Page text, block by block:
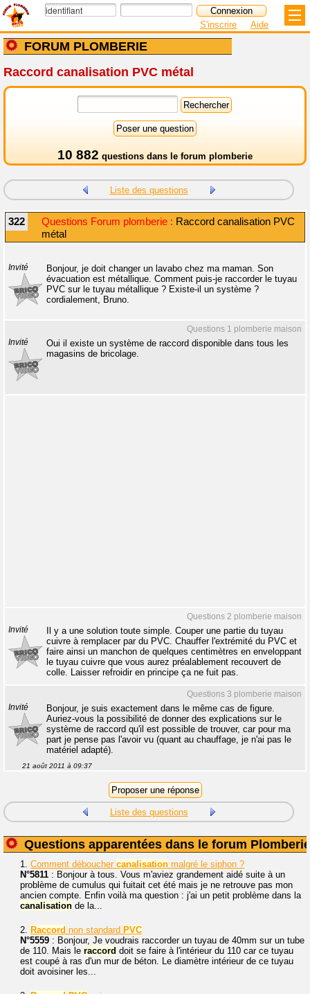
FORUM PLOMBERIE
S'inscrire Aide
Raccord canalisation PVC métal
10 882 questions dans le forum plomberie
Liste des questions
322 Questions Forum plomberie : Raccord canalisation PVC
métal
Invité
Bonjour, je doit changer un lavabo chez ma maman. Son
évacuation est métallique. Comment puis-je raccorder le tuyau
PVC sur le tuyau métallique ? Existe-il un système ?
cordialement, Bruno.
Questions 1 plomberie maison
Invité
Oui il existe un système de raccord disponible dans tous les
magasins de bricolage.
Questions 2 plomberie maison
Invité
Il y a une solution toute simple. Couper une partie du tuyau
cuivre à remplacer par du PVC. Chauffer l'extrémité du PVC et
faire ainsi un manchon de quelques centimètres en enveloppant
le tuyau cuivre que vous aurez préalablement recouvert de
colle. Laisser refroidir en principe ça ne fuit pas.
Questions 3 plomberie maison
Invité
Bonjour, je suis exactement dans le même cas de figure.
Auriez-vous la possibilité de donner des explications sur le
système de raccord qu'il est possible de trouver, car pour ma
part je pense pas l'avoir vu (quant au chauffage, je n'ai pas le
matériel adapté).
21 août 2011 à 09:37
Liste des questions
Questions apparentées dans le forum Plomberie
1. Comment déboucher canalisation malgré le siphon ?
N°5811 : Bonjour à tous. Vous m'aviez grandement aidé suite à un
problème de cumulus qui fuitait cet été mais je ne retrouve pas mon
ancien compte. Enfin voilà ma question : j'ai un petit problème dans la
canalisation de la...
2. Raccord non standard PVC
N°5559 : Bonjour, Je voudrais raccorder un tuyau de 40mm sur un tube
de 110. Mais le raccord doit se faire à l'intérieur du 110 car ce tuyau
est coupé à ras d'un mur de béton. Le diamètre intérieur de ce tuyau
doit avoisiner les...